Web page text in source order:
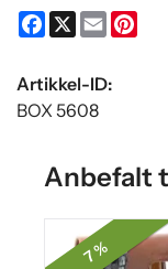
Facebook
X Email
Artikkel-ID:
BOX 5608
Anbefalt
7 %